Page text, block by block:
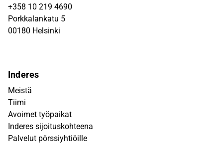
+358 10 219 4690
Porkkalankatu 5
00180 Helsinki
Inderes
Meistä
Tiimi
Avoimet työpaikat
Inderes sijoituskohteena
Palvelut pörssiyhtiöille